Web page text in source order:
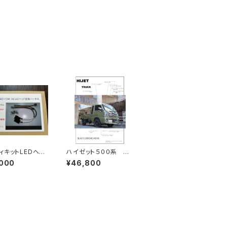
キットLEDヘッ
変換ハーネス
ハイゼット５００系 後
期 純正バンパー用
フロントリップスポイラ
¥46,800